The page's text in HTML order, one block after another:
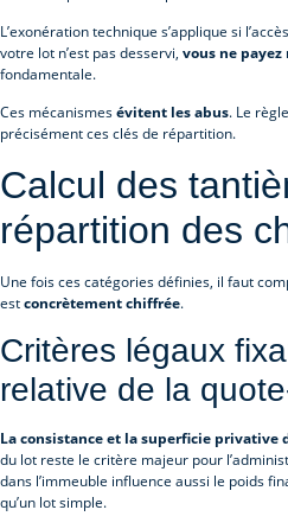
L’exonération technique s’applique si
votre lot n’est pas desservi, vous ne payez
fondamentale.
Ces mécanismesévitent les abus. Le
précisément ces clés de répartition.
Calcul des
répartition des
Une fois ces catégories définies, il faut
estconcrètement chiffrée.
Critères légaux
relative de la
La consistance et la superficie privative
du lot reste le critère majeur pour
dans l’immeuble influence aussi le poids
qu’un lot simple.